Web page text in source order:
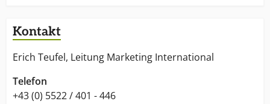
Kontakt
Erich Teufel, Leitung Marketing International
Telefon
+43 (0) 5522 / 401 - 446